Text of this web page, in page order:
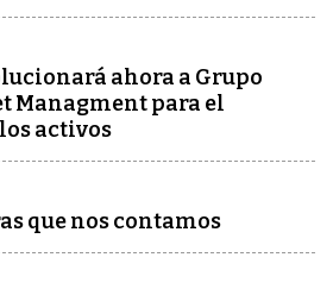
ahora a Grupo
Managment para el
activos
que nos contamos